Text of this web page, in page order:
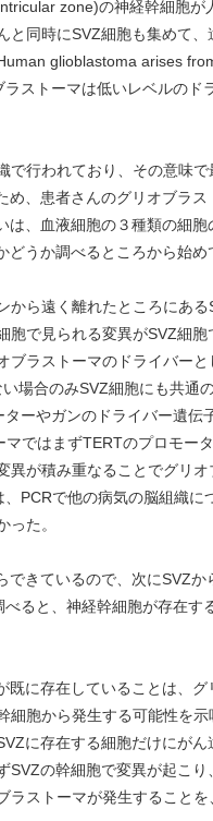
zone)の神経幹細胞
と同時にSVZ細胞も集めて
glioblastoma arises
ストーマは低いレベルのド
で行われており、その意味
め、患者さんのグリオブラ
は、血液細胞の３種類の細
どうか調べるところから始め
から遠く離れたところにあ
胞で見られる変異がSVZ細
ブラストーマのドライバー
場合のみSVZ細胞にも共通
ーやガンのドライバー遺伝
ではまずTERTのプロモー
異が積み重なることでグリ
PCRで他の病気の脳組織
った。
できているので、次にSVZ
ると、神経幹細胞が存在す
既に存在していることは、
細胞から発生する可能性を
に存在する細胞だけにが
SVZの幹細胞で変異が起こ
ラストーマが発生すること